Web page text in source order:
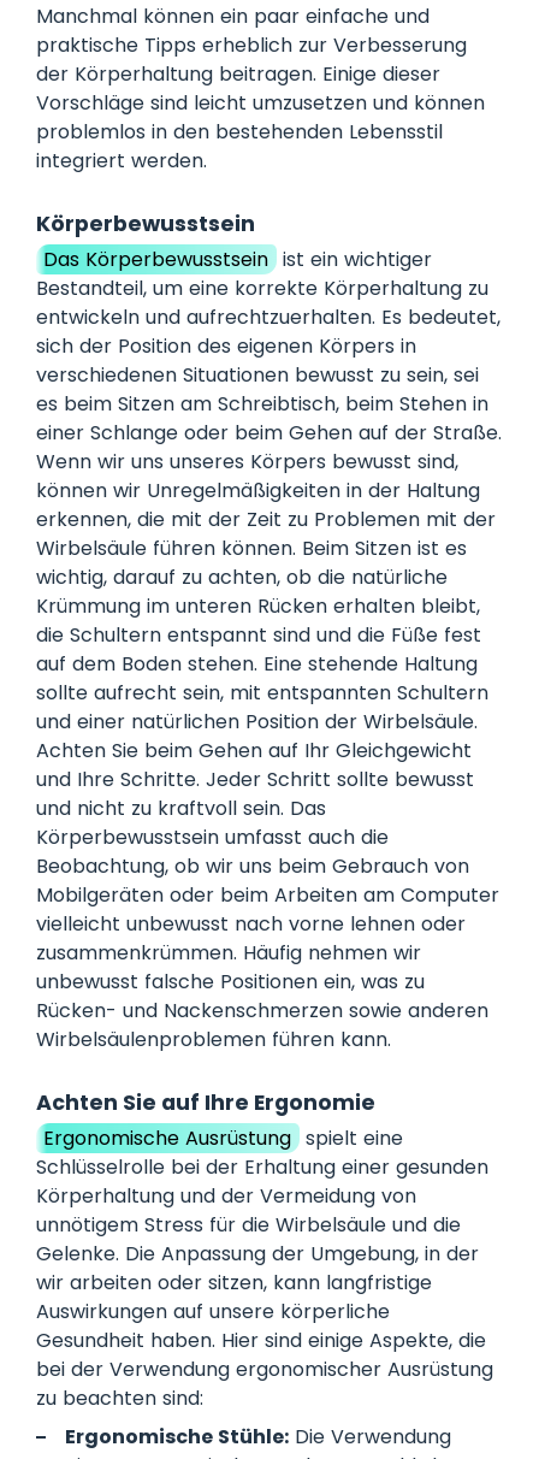
Manchmal können ein paar einfache und
praktische Tipps erheblich zur Verbesserung
der Körperhaltung beitragen. Einige dieser
Vorschläge sind leicht umzusetzen und können
problemlos in den bestehenden Lebensstil
integriert werden.
Körperbewusstsein
Das Körperbewusstsein ist ein wichtiger
Bestandteil, um eine korrekte Körperhaltung zu
entwickeln und aufrechtzuerhalten. Es bedeutet,
sich der Position des eigenen Körpers in
verschiedenen Situationen bewusst zu sein, sei
es beim Sitzen am Schreibtisch, beim Stehen in
einer Schlange oder beim Gehen auf der Straße.
Wenn wir uns unseres Körpers bewusst sind,
können wir Unregelmäßigkeiten in der Haltung
erkennen, die mit der Zeit zu Problemen mit der
Wirbelsäule führen können. Beim Sitzen ist es
wichtig, darauf zu achten, ob die natürliche
Krümmung im unteren Rücken erhalten bleibt,
die Schultern entspannt sind und die Füße fest
auf dem Boden stehen. Eine stehende Haltung
sollte aufrecht sein, mit entspannten Schultern
und einer natürlichen Position der Wirbelsäule.
Achten Sie beim Gehen auf Ihr Gleichgewicht
und Ihre Schritte. Jeder Schritt sollte bewusst
und nicht zu kraftvoll sein. Das
Körperbewusstsein umfasst auch die
Beobachtung, ob wir uns beim Gebrauch von
Mobilgeräten oder beim Arbeiten am Computer
vielleicht unbewusst nach vorne lehnen oder
zusammenkrümmen. Häufig nehmen wir
unbewusst falsche Positionen ein, was zu
Rücken- und Nackenschmerzen sowie anderen
Wirbelsäulenproblemen führen kann.
Achten Sie auf Ihre Ergonomie
Ergonomische Ausrüstung spielt eine
Schlüsselrolle bei der Erhaltung einer gesunden
Körperhaltung und der Vermeidung von
unnötigem Stress für die Wirbelsäule und die
Gelenke. Die Anpassung der Umgebung, in der
wir arbeiten oder sitzen, kann langfristige
Auswirkungen auf unsere körperliche
Gesundheit haben. Hier sind einige Aspekte, die
bei der Verwendung ergonomischer Ausrüstung
zu beachten sind:
Ergonomische Stühle: Die Verwendung